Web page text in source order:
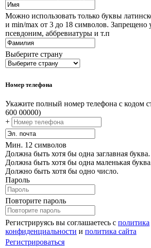
Можно использовать только буквы
и min/max от 3 до 18 символов. Запрещено
псевдоним, аббревиатуры и т.п
Выберите страну
Номер телефона
Укажите полный номер телефона с кодом
600 00000)
+
Мин. 12 символов
Должна быть хотя бы одна заглавная буква.
Должна быть хотя бы одна маленькая
Должно быть хотя бы одно число.
Пароль
Повторите пароль
Регистрируясь вы соглашаетесь с политика
конфиденциальности и политика сайта
Регистрироваться